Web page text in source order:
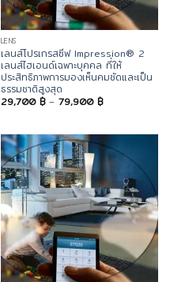
LENS
เลนส์โปรเกรสซีฟ Impression® 2
เลนส์ไฮเอนด์เฉพาะบุคคล ที่ให้
ประสิทธิภาพการมองเห็นคมชัดและเป็น
ธรรมชาติสูงสุด
29,700 ฿ – 79,900 ฿Price
range:
79,900 ฿